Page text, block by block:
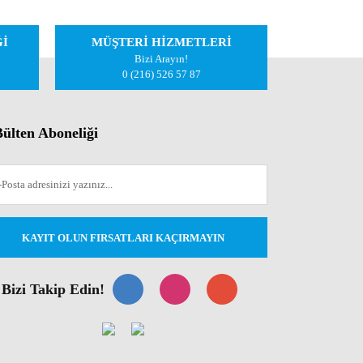
MÜŞTERİ HİZMETLERİ
Bizi Arayın!
0 (216) 526 57 87
Aboneliği
KAYIT OLUN FIRSATLARI KAÇIRMAYIN
Bizi Takip Edin!